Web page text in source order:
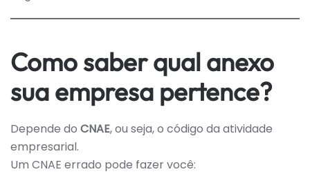
Como saber qual anexo
sua empresa pertence?
Depende do CNAE, ou seja, o código da atividade
empresarial.
Um CNAE errado pode fazer você: